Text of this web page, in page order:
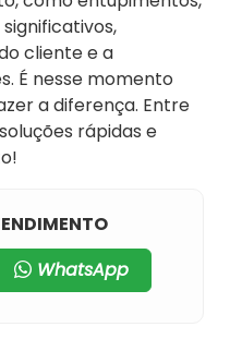
cliente e a
É nesse momento
a diferença. Entre
rápidas e
WhatsApp